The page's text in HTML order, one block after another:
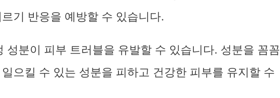
기 반응을 예방할 수 있습니다.
성분이 피부 트러블을 유발할 수 있습니다. 성분을 꼼꼼
으킬 수 있는 성분을 피하고 건강한 피부를 유지할 수